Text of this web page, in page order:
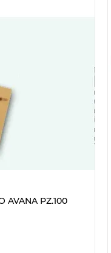
rápida
AVANA PZ.100